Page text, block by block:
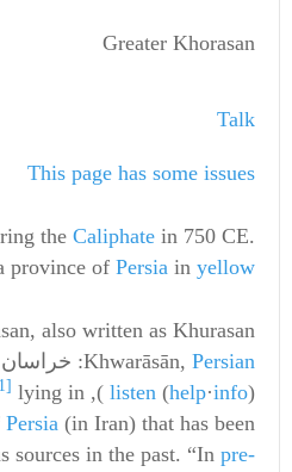
Greater Khorasan
Talk
This page has some issues
the Caliphate in 750 CE.
province of Persia in yellow
also written as Khurasan (
Khwarāsān, Persian
listen (help·info)), is a
lying in
Persia (in Iran) that has been
sources in the past. “In pre-